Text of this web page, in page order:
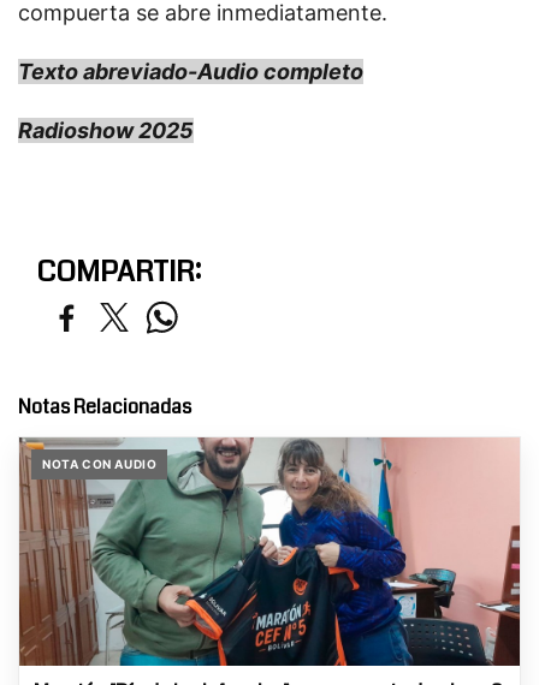
compuerta se abre inmediatamente.
Texto abreviado-Audio completo
Radioshow 2025
COMPARTIR:
Notas Relacionadas
NOTA CON AUDIO